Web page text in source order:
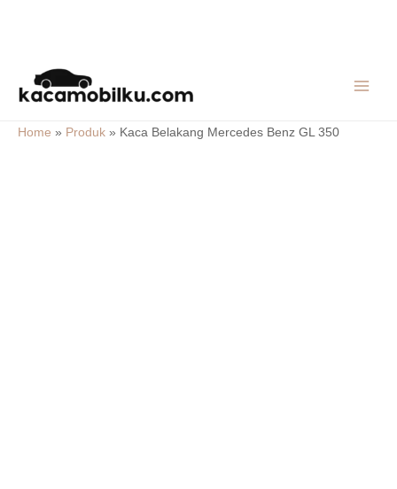
content
Home » Produk » Kaca Belakang Mercedes Benz GL 350